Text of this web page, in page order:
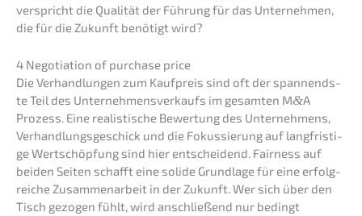
verspricht die Quali­tät der Führung für das Unter­neh­men,
die für die Zukunft benötigt wird?
4 Negotia­ti­on of purcha­se price
Die Verhand­lun­gen zum Kaufpreis sind oft der spannends­
te Teil des Unter­neh­mens­ver­kaufs im gesam­ten M&A
Prozess. Eine realis­ti­sche Bewer­tung des Unter­neh­mens,
Verhand­lungs­ge­schick und die Fokus­sie­rung auf langfris­ti­
ge Wertschöp­fung sind hier entschei­dend. Fairness auf
beiden Seiten schafft eine solide Grund­la­ge für eine erfolg­
rei­che Zusam­men­ar­beit in der Zukunft. Wer sich über den
Tisch gezogen fühlt, wird anschlie­ßend nur bedingt